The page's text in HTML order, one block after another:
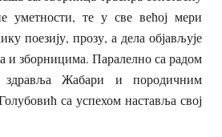
уметности, те у све већој мери
поезију, прозу, а дела објављује
и зборницима. Паралелно са радом
Жабари и породичним
са успехом наставља свој